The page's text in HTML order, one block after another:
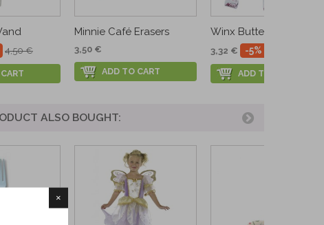
×
4,50 €
Minnie Café Erasers
3,50 €
ADD TO CART
Winx Butterflix
3,32 € -5%
ADD TO CART
ALSO BOUGHT: